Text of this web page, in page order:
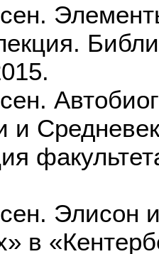
и
Элисон
в